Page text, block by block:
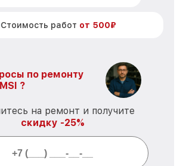
Стоимость работ от 500₽
по ремонту
?
на ремонт и получите
скидку -25%